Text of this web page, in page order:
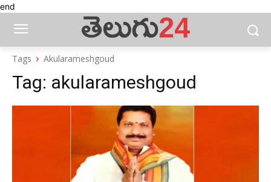
end
Tags Akularameshgoud
Tag: akularameshgoud